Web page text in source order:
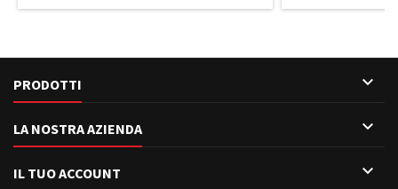
PRODOTTI 
LA NOSTRA AZIENDA 
IL TUO ACCOUNT 